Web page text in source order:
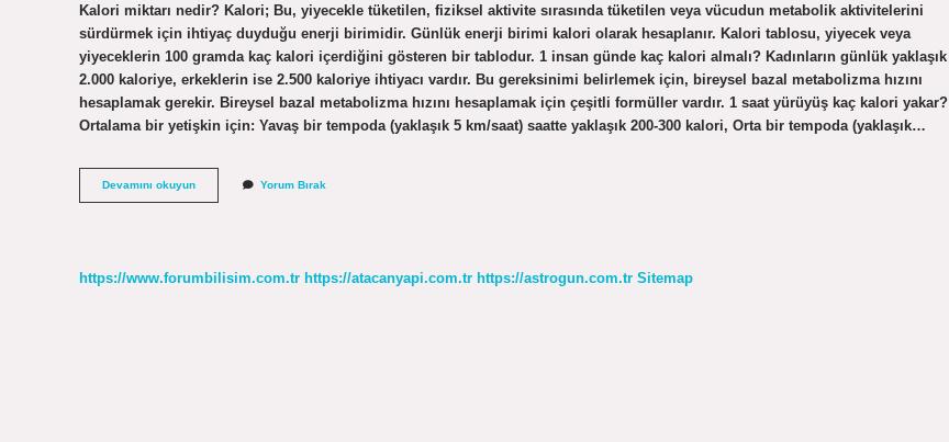
Kalori miktarı nedir? Kalori; Bu, yiyecekle tüketilen, fiziksel aktivite sırasında tüketilen veya vücudun metabolik aktivitelerini
sürdürmek için ihtiyaç duyduğu enerji birimidir. Günlük enerji birimi kalori olarak hesaplanır. Kalori tablosu, yiyecek veya
yiyeceklerin 100 gramda kaç kalori içerdiğini gösteren bir tablodur. 1 insan günde kaç kalori almalı? Kadınların günlük yaklaşık
2.000 kaloriye, erkeklerin ise 2.500 kaloriye ihtiyacı vardır. Bu gereksinimi belirlemek için, bireysel bazal metabolizma hızını
hesaplamak gerekir. Bireysel bazal metabolizma hızını hesaplamak için çeşitli formüller vardır. 1 saat yürüyüş kaç kalori yakar?
Ortalama bir yetişkin için: Yavaş bir tempoda (yaklaşık 5 km/saat) saatte yaklaşık 200-300 kalori, Orta bir tempoda (yaklaşık…
Devamını okuyunKalori
Miktarı
Yorum Bırak
https://www.forumbilisim.com.tr https://atacanyapi.com.tr https://astrogun.com.tr Sitemap